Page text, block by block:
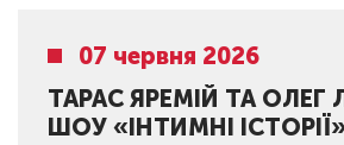
07 червня 2026
ТАРАС ЯРЕМІЙ ТА ОЛЕГ
ШОУ «ІНТИМНІ